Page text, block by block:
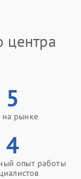
центра
5
на рынке
4
опыт работы